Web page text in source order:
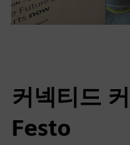
커넥티드
Festo